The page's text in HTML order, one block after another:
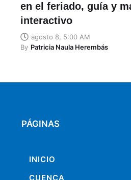
en el feriado, guía y
interactivo
agosto 8, 5:00 AM
By Patricia Naula Herembás
PÁGINAS
INICIO
CUENCA